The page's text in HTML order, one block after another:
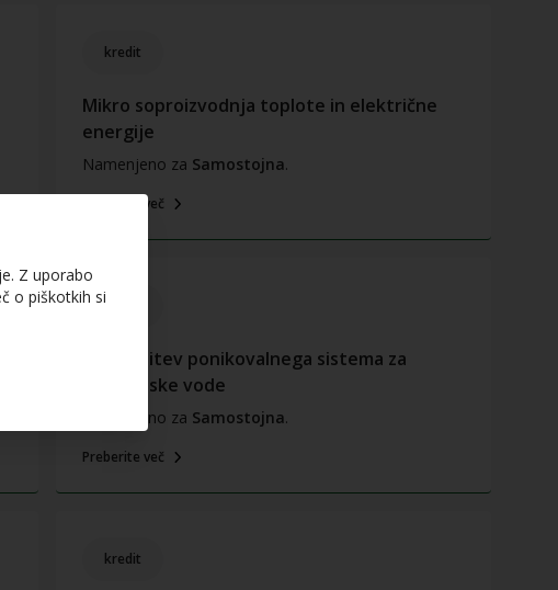
kredit
Mikro soproizvodnja toplote in električne
energije
Namenjeno za Samostojna.
Preberite več
kredit
Namestitev ponikovalnega sistema za
padavinske vode
Namenjeno za Samostojna.
Preberite več
kredit
Z uporabo
o piškotkih si